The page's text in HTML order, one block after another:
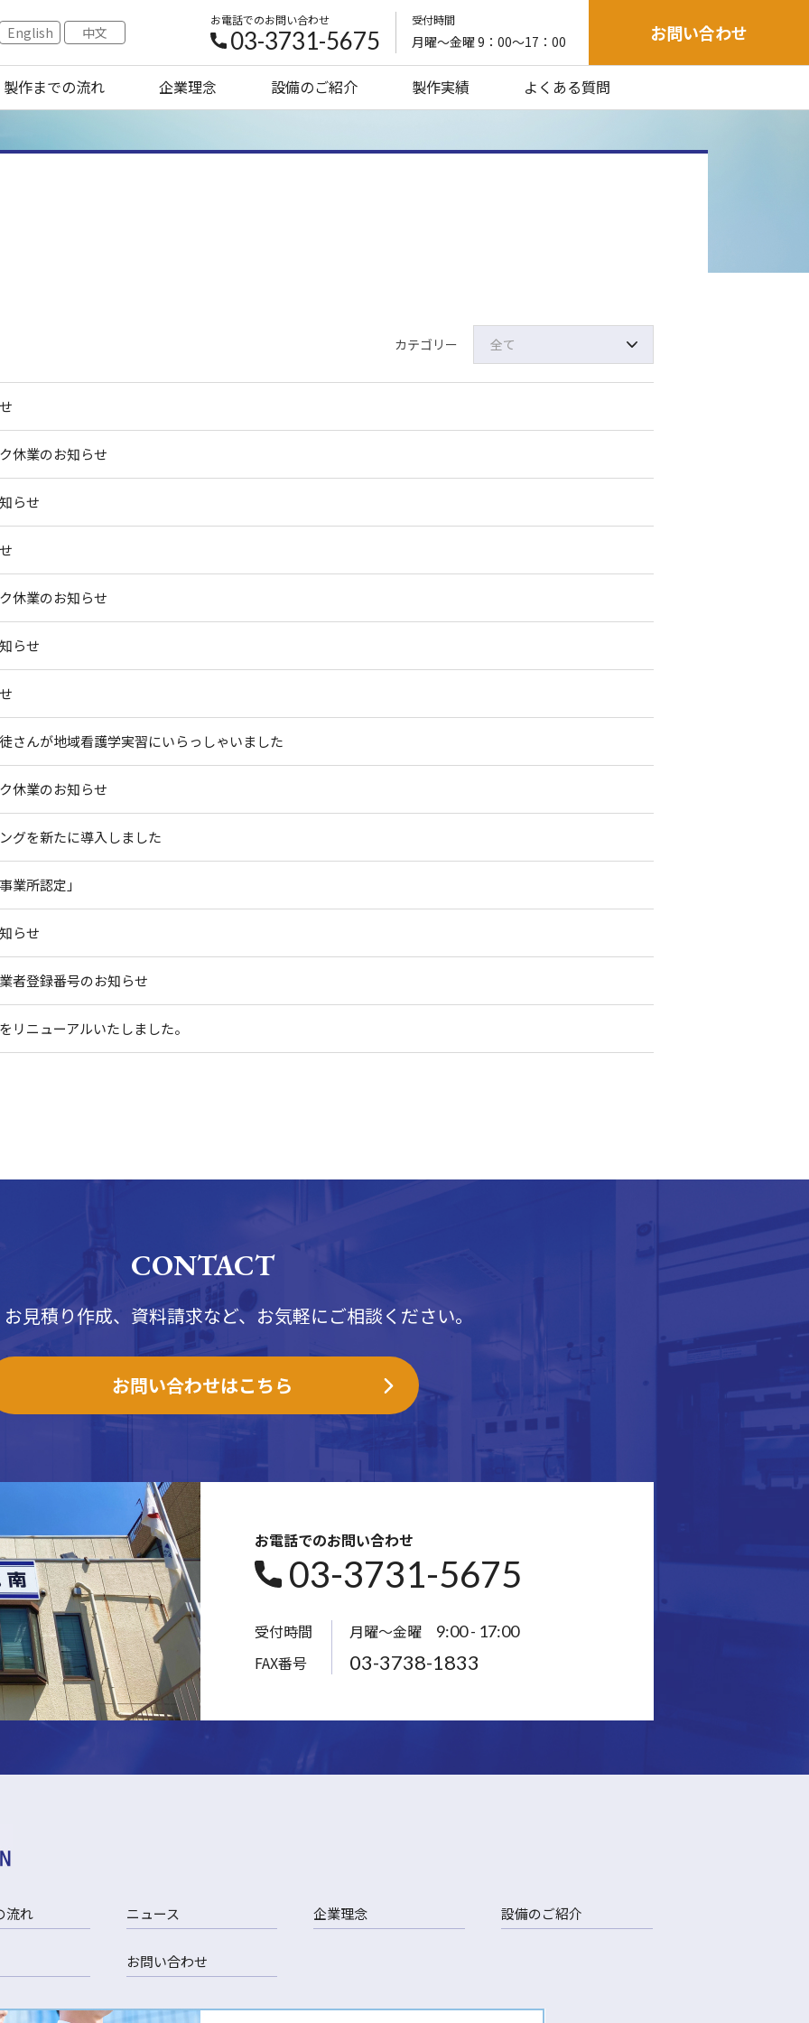
English 中文
お電話でのお問い合わせ
03-3731-5675
受付時間
月曜～金曜 9：00～17：00 お問い合わせ
製作までの流れ 企業理念 設備のご紹介 製作実績 よくある質問
カテゴリー 全て
休業のお知らせ
らせ
休業のお知らせ
らせ
さんが地域看護学実習にいらっしゃいました
休業のお知らせ
グを新たに導入しました
業所認定」
らせ
者登録番号のお知らせ
リニューアルいたしました。
CONTACT
見積り作成、資料請求など、お気軽にご相談ください。
お問い合わせはこちら
お電話でのお問い合わせ
03-3731-5675
受付時間 月曜～金曜 9:00 - 17:00
FAX番号 03-3738-1833
流れ ニュース 企業理念 設備のご紹介
お問い合わせ